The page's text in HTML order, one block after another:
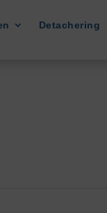
Detachering